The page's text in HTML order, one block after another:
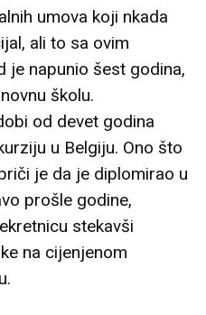
umova koji nkada
ali to sa ovim
je napunio šest godina,
školu.
od devet godina
u Belgiju. Ono što
je da je diplomirao u
prošle godine,
stekavši
na cijenjenom